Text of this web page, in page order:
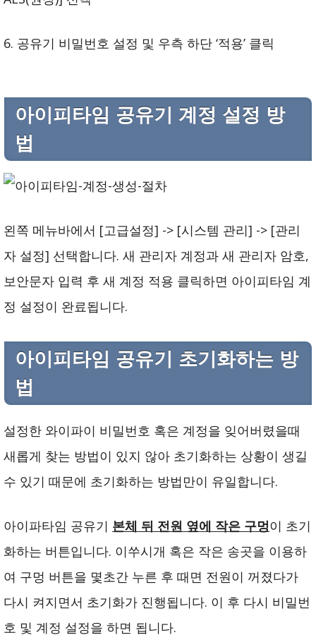
6. 공유기 비밀번호 설정 및 우측 하단 ‘적용’ 클릭
아이피타임 공유기 계정 설정 방
법
왼쪽 메뉴바에서 [고급설정] -> [시스템 관리] -> [관리
자 설정] 선택합니다. 새 관리자 계정과 새 관리자 암호,
보안문자 입력 후 새 계정 적용 클릭하면 아이피타임 계
정 설정이 완료됩니다.
아이피타임 공유기 초기화하는 방
법
설정한 와이파이 비밀번호 혹은 계정을 잊어버렸을때
새롭게 찾는 방법이 있지 않아 초기화하는 상황이 생길
수 있기 때문에 초기화하는 방법만이 유일합니다.
아이파타임 공유기 본체 뒤 전원 옆에 작은 구멍이 초기
화하는 버튼입니다. 이쑤시개 혹은 작은 송곳을 이용하
여 구멍 버튼을 몇초간 누른 후 때면 전원이 꺼졌다가
다시 켜지면서 초기화가 진행됩니다. 이 후 다시 비밀번
호 및 계정 설정을 하면 됩니다.